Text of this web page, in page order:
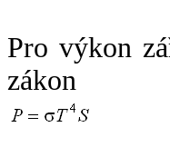
Pro výkon
zákon